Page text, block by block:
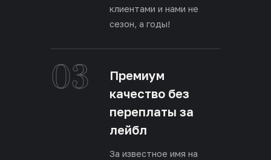
клиентами и нами не
сезон, а годы!
03
Премиум
качество без
переплаты за
лейбл
За известное имя на